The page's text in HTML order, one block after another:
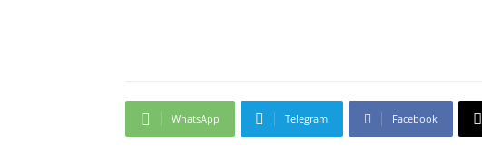
WhatsApp Telegram Facebook